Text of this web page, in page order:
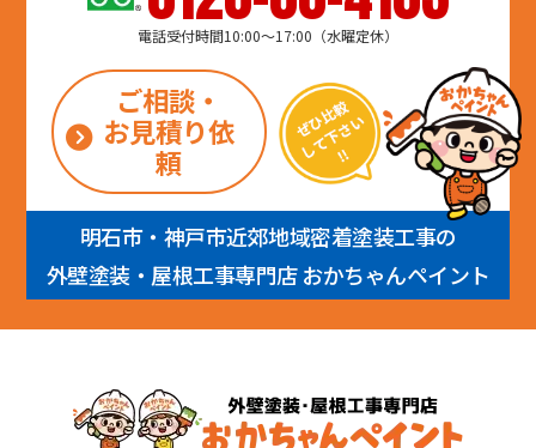
電話受付時間10:00～17:00（水曜定休）
ご相談・
お見積り依
頼
明石市・神戸市近郊地域密着塗装工事の
外壁塗装・屋根工事専門店 おかちゃんペイント